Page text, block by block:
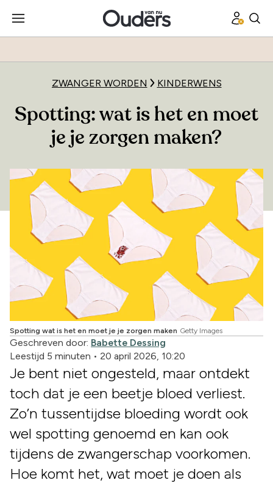
ZWANGER WORDEN KINDERWENS
Spotting: wat is het en moet
je je zorgen maken?
Spotting wat is het en moet je je zorgen maken Getty Images
Geschreven door: Babette Dessing
Leestijd 5 minuten • 20 april 2026, 10:20
Je bent niet ongesteld, maar ontdekt
toch dat je een beetje bloed verliest.
Zo’n tussentijdse bloeding wordt ook
wel spotting genoemd en kan ook
tijdens de zwangerschap voorkomen.
Hoe komt het, wat moet je doen als